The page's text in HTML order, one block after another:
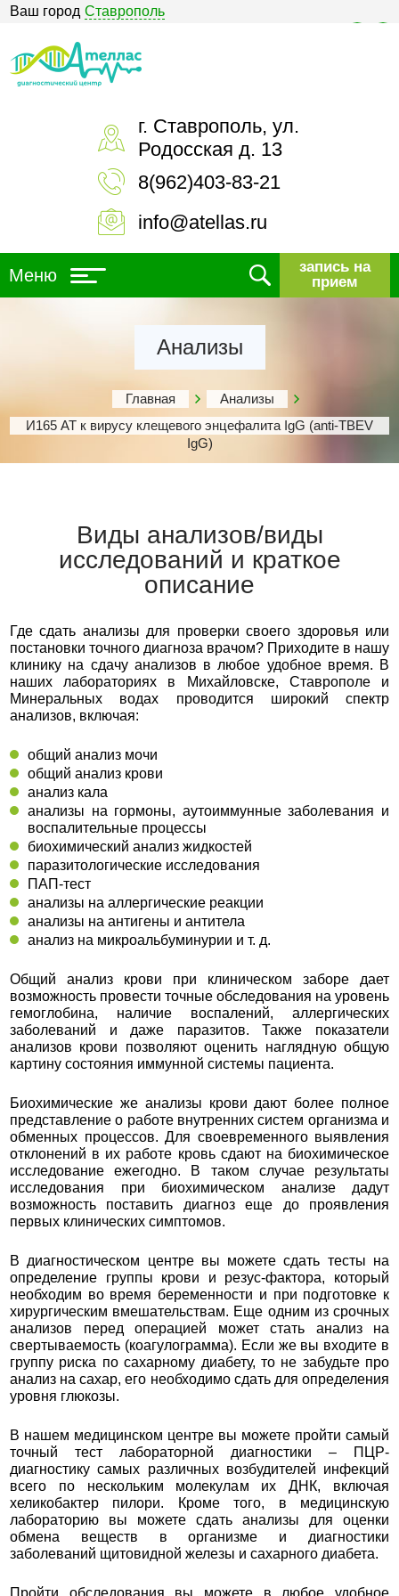
Ваш город Ставрополь
г. Ставрополь, ул.
Родосская д. 13
8(962)403-83-21
info@atellas.ru
Меню
запись на
прием
Анализы
Главная
Анализы
И165 АТ к вирусу клещевого энцефалита IgG (anti-TBEV
IgG)
Виды анализов/виды
исследований и краткое
описание
Где сдать анализы для проверки своего здоровья или
постановки точного диагноза врачом? Приходите в нашу
клинику на сдачу анализов в любое удобное время. В
наших лабораториях в Михайловске, Ставрополе и
Минеральных водах проводится широкий спектр
анализов, включая:
общий анализ мочи
общий анализ крови
анализ кала
анализы на гормоны, аутоиммунные заболевания и
воспалительные процессы
биохимический анализ жидкостей
паразитологические исследования
ПАП-тест
анализы на аллергические реакции
анализы на антигены и антитела
анализ на микроальбуминурии и т. д.
Общий анализ крови при клиническом заборе дает
возможность провести точные обследования на уровень
гемоглобина, наличие воспалений, аллергических
заболеваний и даже паразитов. Также показатели
анализов крови позволяют оценить наглядную общую
картину состояния иммунной системы пациента.
Биохимические же анализы крови дают более полное
представление о работе внутренних систем организма и
обменных процессов. Для своевременного выявления
отклонений в их работе кровь сдают на биохимическое
исследование ежегодно. В таком случае результаты
исследования при биохимическом анализе дадут
возможность поставить диагноз еще до проявления
первых клинических симптомов.
В диагностическом центре вы можете сдать тесты на
определение группы крови и резус-фактора, который
необходим во время беременности и при подготовке к
хирургическим вмешательствам. Еще одним из срочных
анализов перед операцией может стать анализ на
свертываемость (коагулограмма). Если же вы входите в
группу риска по сахарному диабету, то не забудьте про
анализ на сахар, его необходимо сдать для определения
уровня глюкозы.
В нашем медицинском центре вы можете пройти самый
точный тест лабораторной диагностики – ПЦР-
диагностику самых различных возбудителей инфекций
всего по нескольким молекулам их ДНК, включая
хеликобактер пилори. Кроме того, в медицинскую
лабораторию вы можете сдать анализы для оценки
обмена веществ в организме и диагностики
заболеваний щитовидной железы и сахарного диабета.
Пройти обследования вы можете в любое удобное